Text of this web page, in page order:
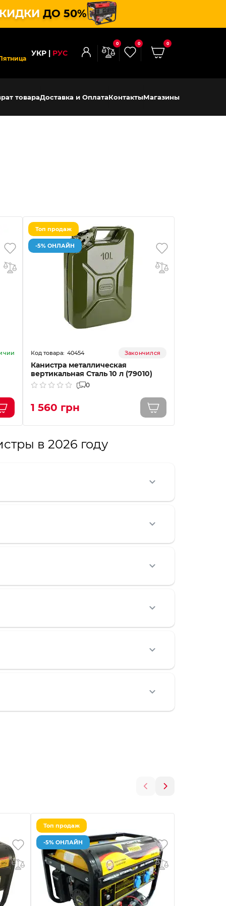
ДО 50%
УКР РУС
0 0 0
товараДоставка и ОплатаКонтактыМагазины
Топ продаж
-5% ОНЛАЙН
40454 Закончился
Канистра металлическая
вертикальная Сталь 10 л (79010)
0
1 560 грн
в 2026 году
Топ продаж
-5% ОНЛАЙН